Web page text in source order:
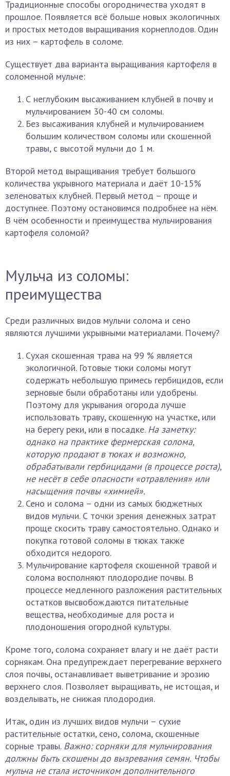
Традиционные способы огородничества уходят в
прошлое. Появляется всё больше новых экологичных
и простых методов выращивания корнеплодов. Один
из них – картофель в соломе.
Существует два варианта выращивания картофеля в
соломенной мульче:
С неглубоким высаживанием клубней в почву и
мульчированием 30-40 см соломы.
Без высаживания клубней и мульчированием
большим количеством соломы или скошенной
травы, с высотой мульчи до 1 м.
Второй метод выращивания требует большого
количества укрывного материала и даёт 10-15%
зеленоватых клубней. Первый метод – проще и
доступнее. Поэтому остановимся подробнее на нём.
В чём особенности и преимущества мульчирования
картофеля соломой?
Мульча из соломы:
преимущества
Среди различных видов мульчи солома и сено
являются лучшими укрывными материалами. Почему?
Сухая скошенная трава на 99 % является
экологичной. Готовые тюки соломы могут
содержать небольшую примесь гербицидов, если
зерновые были обработаны или удобрены.
Поэтому для укрывания огорода лучше
использовать траву, скошенную на участке, или
на берегу реки, или в посадке. На заметку:
однако на практике фермерская солома,
которую продают в тюках и возможно,
обрабатывали гербицидами (в процессе роста),
не несёт в себе опасности «отравления» или
насыщения почвы «химией».
Сено и солома – одни из самых бюджетных
видов мульчи. С точки зрения денежных затрат
проще скосить траву самостоятельно. Однако и
покупка готовой соломы в тюках также
обходится недорого.
Мульчирование картофеля скошенной травой и
солома восполняют плодородие почвы. В
процессе медленного разложения растительных
остатков высвобождаются питательные
вещества, необходимые для роста и
плодоношения огородной культуры.
Кроме того, солома сохраняет влагу и не даёт расти
сорнякам. Она предупреждает перегревание верхнего
слоя почвы, останавливает выветривание и эрозию
верхнего слоя. Позволяет выращивать, не истощая, и
возделывать, не снижая плодородия.
Итак, один из лучших видов мульчи – сухие
растительные остатки, сено, солома, скошенные
сорные травы. Важно: сорняки для мульчирования
должны быть скошены до вызревания семян. Чтобы
мульча не стала источником дополнительного